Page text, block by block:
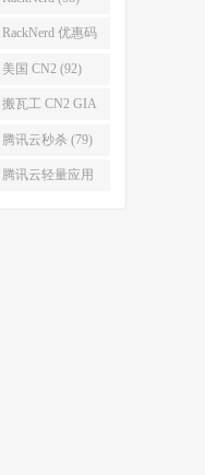
RackNerd 优惠码
(94)
美国 CN2 (92)
搬瓦工 CN2 GIA
(83)
腾讯云秒杀 (79)
腾讯云轻量应用